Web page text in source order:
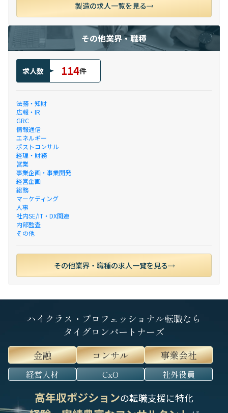
製造の求人一覧を見る
その他業界・職種
求人数 114件
法務・知財
広報・IR
GRC
情報通信
エネルギー
ポストコンサル
経理・財務
営業
事業企画・事業開発
経営企画
総務
マーケティング
人事
社内SE/IT・DX関連
内部監査
その他
その他業界・職種の求人一覧を見る
ハイクラス・プロフェッショナル転職なら
タイグロンパートナーズ
金融
コンサル 事業会社
経営人材 CxO 社外役員
高年収ポジションの転職支援に特化